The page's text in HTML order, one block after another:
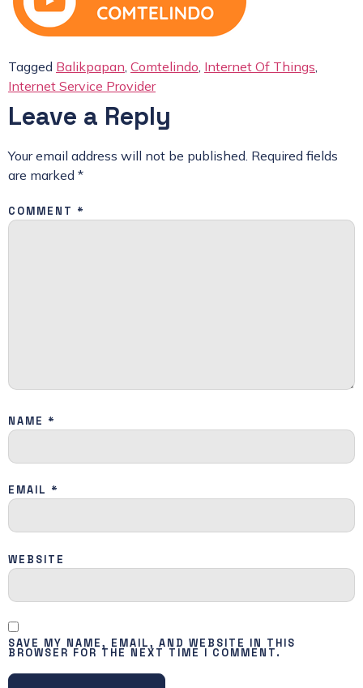
Tagged Balikpapan Comtelindo Internet Of Things
Internet Service Provider
Leave a Reply
Your email address will not be published. Required fields
are marked *
COMMENT *
NAME *
EMAIL *
WEBSITE
SAVE MY NAME, EMAIL, AND WEBSITE IN THIS
BROWSER FOR THE NEXT TIME I COMMENT.